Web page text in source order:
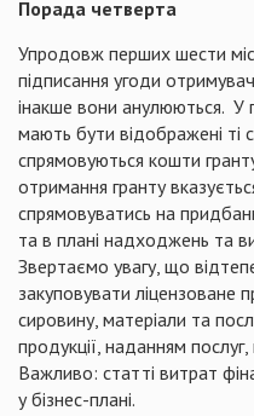
Порада четверта
Упродовж перших шести
підписання угоди
інакше вони анулюються. У
мають бути відображені ті
спрямовуються кошти
отримання гранту
спрямовуватись на
та в плані надходжень та
Звертаємо увагу, що
закуповувати ліцензоване
сировину, матеріали та
продукції, наданням
Важливо: статті витрат
у бізнес-плані.